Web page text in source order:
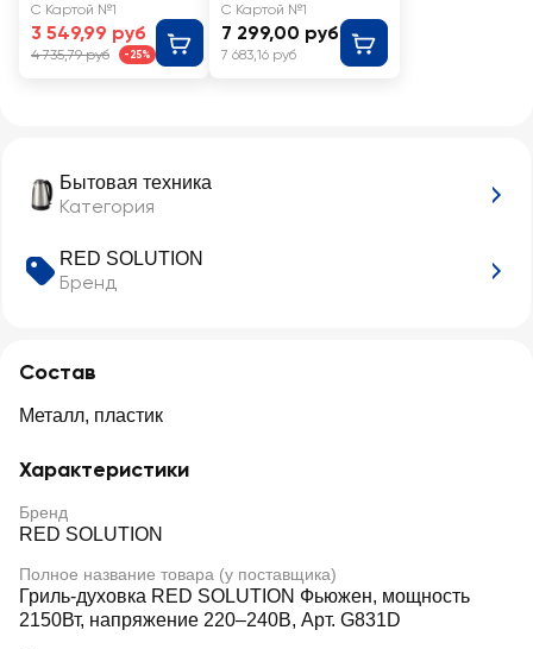
Бытовая техника
Категория
RED SOLUTION
Бренд
Состав
Металл, пластик
Характеристики
Бренд
RED SOLUTION
Полное название товара (у поставщика)
Гриль-духовка RED SOLUTION Фьюжен, мощность
2150Вт, напряжение 220–240В, Арт. G831D
барбекю, Арт.
RGM-M815
С Картой №1
3 549,99 руб
4 735,79 руб -25%
С Картой №1
7 299,00 руб
7 683,16 руб